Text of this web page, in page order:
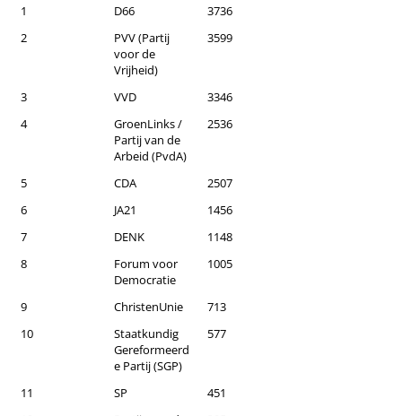
1
D66
3736
2
PVV (Partij
voor de
Vrijheid)
3599
3 VVD
3346
4
GroenLinks /
Partij van de
Arbeid (PvdA)
2536
5 CDA
2507
6
JA21
1456
7
DENK
1148
8
Forum voor
Democratie
1005
9 ChristenUnie
713
10
Staatkundig
Gereformeerd
e Partij (SGP)
577
11 SP
451